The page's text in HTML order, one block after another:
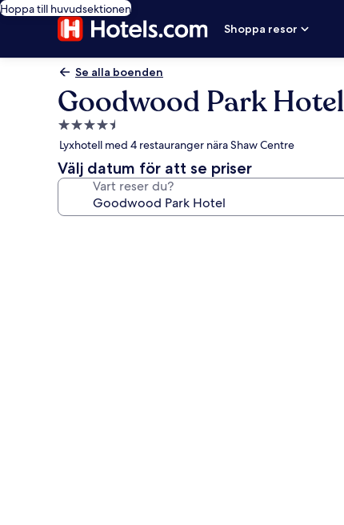
Hoppa till huvudsektionen
Shoppa resor
Se alla boenden
Goodwood Park Hotel
4.5-
stjärnigt
boende
Lyxhotell med 4 restauranger nära Shaw Centre
Välj datum för att se priser
Vart reser du?